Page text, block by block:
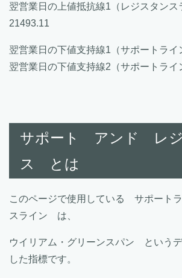
翌営業日の上値抵抗線1（レジスタンス
21493.11
翌営業日の下値支持線1（サポートライ
翌営業日の下値支持線2（サポートライ
サポート アンド レジ
ス とは
このページで使用している サポート
スライン は、
ウイリアム・グリーンスパン という
した指標です。